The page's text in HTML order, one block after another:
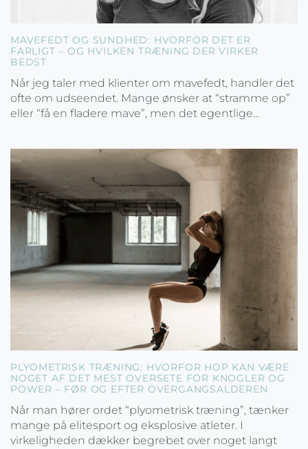
MAVEFEDT OG SUNDHED: HVORFOR DET ER
FARLIGT – OG HVILKEN TRÆNING DER VIRKER
BEDST
Når jeg taler med klienter om mavefedt, handler det
ofte om udseendet. Mange ønsker at “stramme op”
eller “få en fladere mave”, men det egentlige...
PLYOMETRISK TRÆNING: HVORFOR HOP KAN VÆRE
NOGET AF DET MEST OVERSETE FOR KNOGLER OG
POWER – FØR OG EFTER OVERGANGSALDEREN
Når man hører ordet “plyometrisk træning”, tænker
mange på elitesport og eksplosive atleter. I
virkeligheden dækker begrebet over noget langt